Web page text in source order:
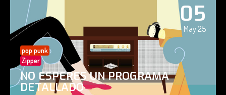
05
May 25
pop punk
Zipper
NO ESPERES UN PROGRAMA
DETALLADO